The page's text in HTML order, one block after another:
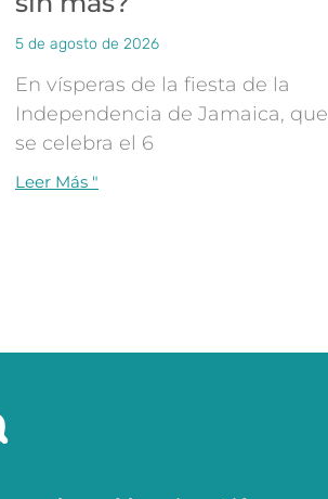
5 de agosto de 2026
En vísperas de la fiesta de la
Independencia de Jamaica, que
se celebra el 6
Leer Más "